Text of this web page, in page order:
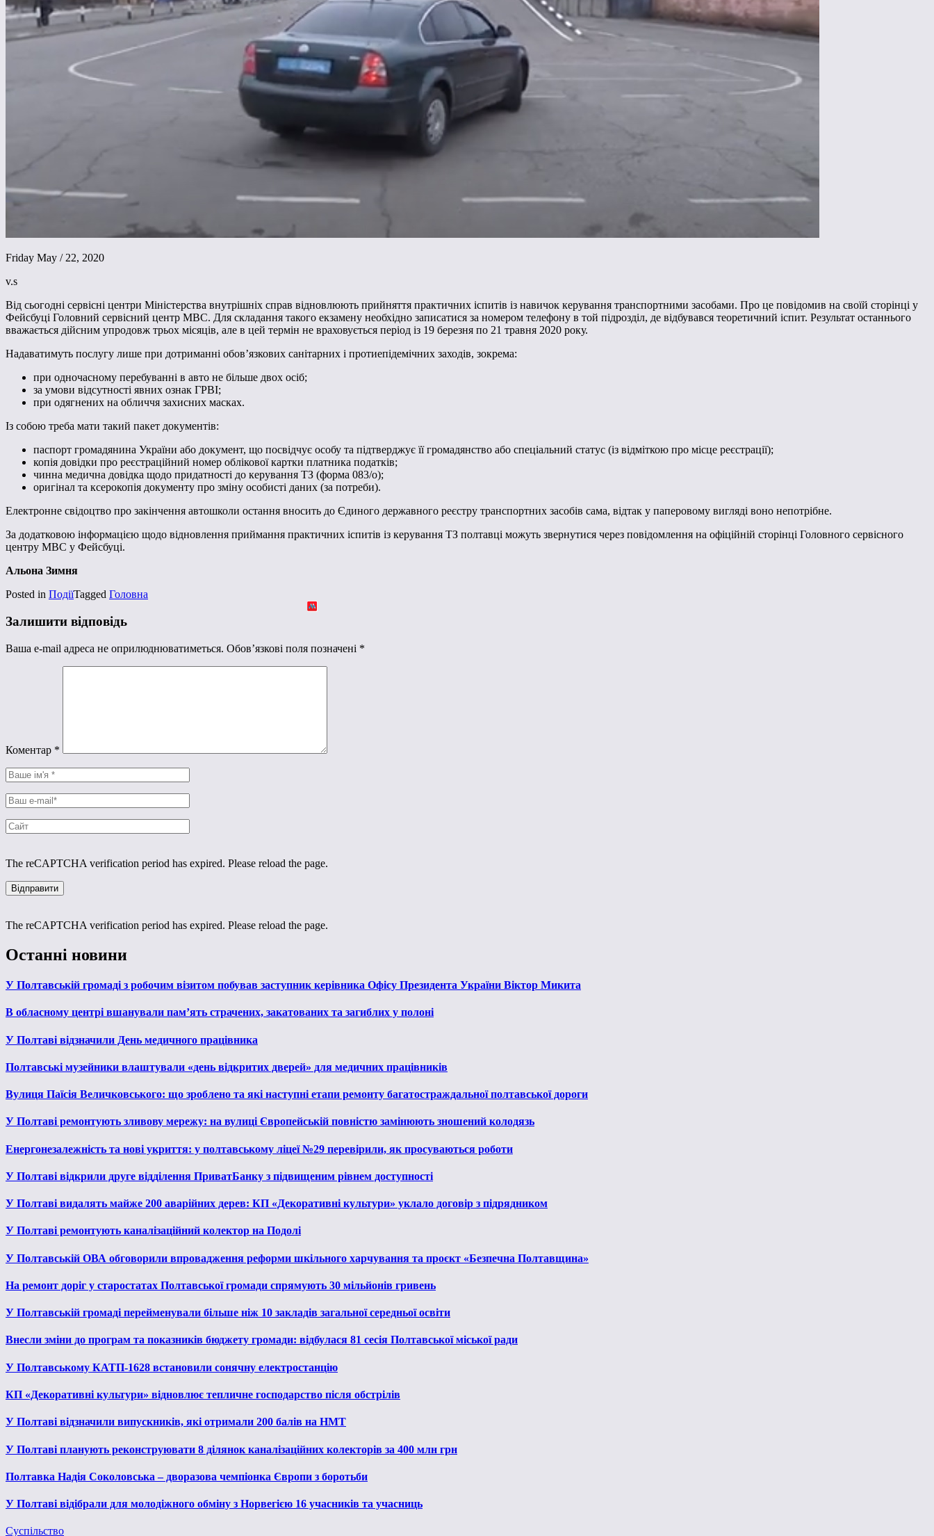
Friday May / 22, 2020
v.s
Від сьогодні сервісні центри Міністерства внутрішніх справ відновлюють прийняття практичних іспитів із навичок керування транспортними засобами. Про це повідомив на своїй сторінці у
Фейсбуці Головний сервісний центр МВС. Для складання такого екзамену необхідно записатися за номером телефону в той підрозділ, де відбувався теоретичний іспит. Результат останнього
вважається дійсним упродовж трьох місяців, але в цей термін не враховується період із 19 березня по 21 травня 2020 року.
Надаватимуть послугу лише при дотриманні обов’язкових санітарних і протиепідемічних заходів, зокрема:
при одночасному перебуванні в авто не більше двох осіб;
за умови відсутності явних ознак ГРВІ;
при одягнених на обличчя захисних масках.
Із собою треба мати такий пакет документів:
паспорт громадянина України або документ, що посвідчує особу та підтверджує її громадянство або спеціальний статус (із відміткою про місце реєстрації);
копія довідки про реєстраційний номер облікової картки платника податків;
чинна медична довідка щодо придатності до керування ТЗ (форма 083/о);
оригінал та ксерокопія документу про зміну особисті даних (за потреби).
Електронне свідоцтво про закінчення автошколи остання вносить до Єдиного державного реєстру транспортних засобів сама, відтак у паперовому вигляді воно непотрібне.
За додатковою інформацією щодо відновлення приймання практичних іспитів із керування ТЗ полтавці можуть звернутися через повідомлення на офіційній сторінці Головного сервісного
центру МВС у Фейсбуці.
Альона Зимня
Posted in ПодіїTagged Головна
Залишити відповідь
Ваша e-mail адреса не оприлюднюватиметься. Обов’язкові поля позначені *
Коментар *
The reCAPTCHA verification period has expired. Please reload the page.
The reCAPTCHA verification period has expired. Please reload the page.
Останні новини
У Полтавській громаді з робочим візитом побував заступник керівника Офісу Президента України Віктор Микита
В обласному центрі вшанували пам’ять страчених, закатованих та загиблих у полоні
У Полтаві відзначили День медичного працівника
Полтавські музейники влаштували «день відкритих дверей» для медичних працівників
Вулиця Паїсія Величковського: що зроблено та які наступні етапи ремонту багатостраждальної полтавської дороги
У Полтаві ремонтують зливову мережу: на вулиці Європейській повністю замінюють зношений колодязь
Енергонезалежність та нові укриття: у полтавському ліцеї №29 перевірили, як просуваються роботи
У Полтаві відкрили друге відділення ПриватБанку з підвищеним рівнем доступності
У Полтаві видалять майже 200 аварійних дерев: КП «Декоративні культури» уклало договір з підрядником
У Полтаві ремонтують каналізаційний колектор на Подолі
У Полтавській ОВА обговорили впровадження реформи шкільного харчування та проєкт «Безпечна Полтавщина»
На ремонт доріг у старостатах Полтавської громади спрямують 30 мільйонів гривень
У Полтавській громаді перейменували більше ніж 10 закладів загальної середньої освіти
Внесли зміни до програм та показників бюджету громади: відбулася 81 сесія Полтавської міської ради
У Полтавському КАТП-1628 встановили сонячну електростанцію
КП «Декоративні культури» відновлює тепличне господарство після обстрілів
У Полтаві відзначили випускників, які отримали 200 балів на НМТ
У Полтаві планують реконструювати 8 ділянок каналізаційних колекторів за 400 млн грн
Полтавка Надія Соколовська – дворазова чемпіонка Європи з боротьби
У Полтаві відібрали для молодіжного обміну з Норвегією 16 учасників та учасниць
Суспільство